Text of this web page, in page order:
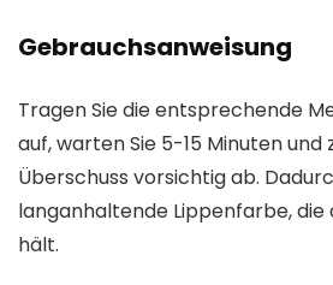
Gebrauchsanweisung
Tragen Sie die entsprechende
auf, warten Sie 5-15 Minuten und
Überschuss vorsichtig ab.
langanhaltende Lippenfarbe, die
hält.